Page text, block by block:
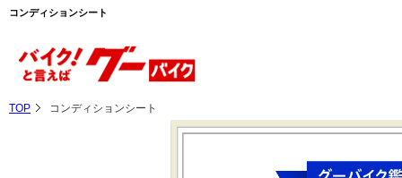
コンディションシート
TOP コンディションシート